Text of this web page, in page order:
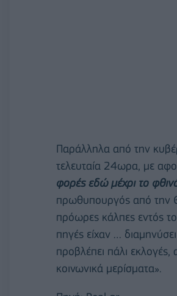
Παράλληλα από την
τελευταία 24ωρα, με
φορές εδώ μέχρι το
πρωθυπουργός από την
πρόωρες κάλπες εντός
πηγές είχαν …
προβλέπει πάλι
κοινωνικά μερίσματα».